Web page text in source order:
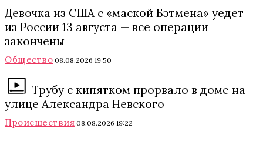
Девочка из США с «маской Бэтмена» уедет
из России 13 августа — все операции
закончены
Общество 08.08.2026 19:50
Трубу с кипятком прорвало в доме на
улице Александра Невского
Происшествия 08.08.2026 19:22